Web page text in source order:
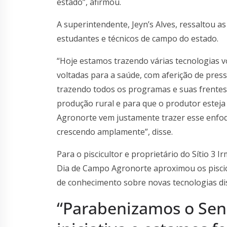
A superintendente, Jeyn’s Alves, ressaltou
estudantes e técnicos de campo do estado.
“Hoje estamos trazendo várias tecnologias
voltadas para a saúde, com aferição de
trazendo todos os programas e suas
produção rural e para que o produtor esteja
Agronorte vem justamente trazer esse
crescendo amplamente”, disse.
Para o piscicultor e proprietário do Sítio 3
Dia de Campo Agronorte aproximou os
de conhecimento sobre novas tecnologias
“Parabenizamos o